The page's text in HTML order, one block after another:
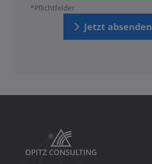
*Pflichtfelder
Jetzt absenden